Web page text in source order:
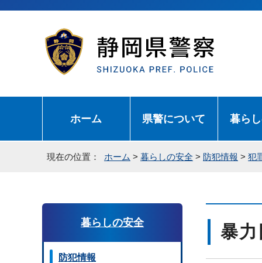
ホーム 県警について 暮ら
現在の位置： ホーム > 暮らしの安全 > 防犯情報 > 犯
暴
暮らしの安全
防犯情報